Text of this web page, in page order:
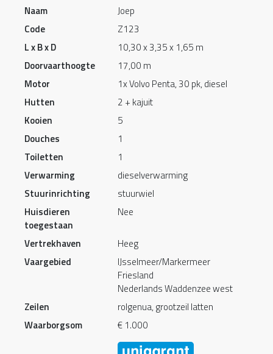
Naam
Joep
Code
Z123
L x B x D
10,30 x 3,35 x 1,65 m
Doorvaarthoogte
17,00 m
Motor
1x Volvo Penta, 30 pk, diesel
Hutten
2 + kajuit
Kooien
5
Douches
1
Toiletten
1
Verwarming
dieselverwarming
Stuurinrichting
stuurwiel
Huisdieren
toegestaan
Nee
Vertrekhaven
Heeg
Vaargebied
IJsselmeer/Markermeer
Friesland
Nederlands Waddenzee west
Zeilen
rolgenua, grootzeil latten
Waarborgsom
€ 1.000